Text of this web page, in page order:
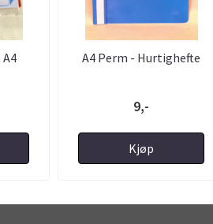
A4 Perm - Hurtighefte
9,-
Kjøp